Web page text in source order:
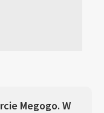
Megogo. W